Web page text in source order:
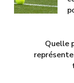
Quelle